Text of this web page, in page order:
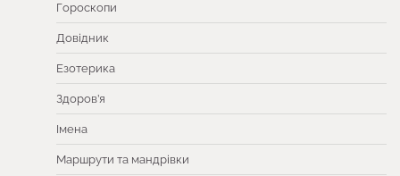
Гороскопи
Довідник
Езотерика
Здоров’я
Імена
Маршрути та мандрівки